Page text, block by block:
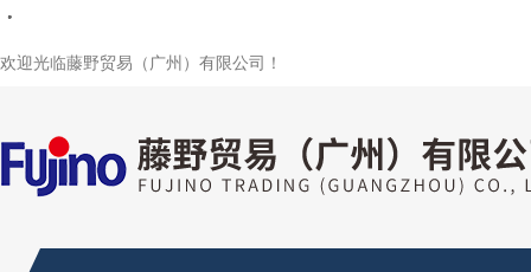
欢迎光临藤野贸易（广州）有限公司！
・・・・・